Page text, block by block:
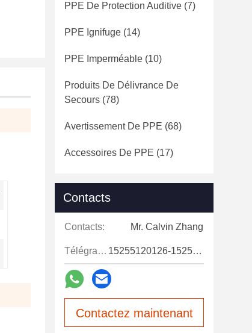
PPE De Protection Auditive (7)
PPE Ignifuge (14)
PPE Imperméable (10)
Produits De Délivrance De
Secours (78)
Avertissement De PPE (68)
Accessoires De PPE (17)
Contacts
Contacts: Mr. Calvin Zhang
Télégramme: 15255120126-15255120126
Contactez maintenant